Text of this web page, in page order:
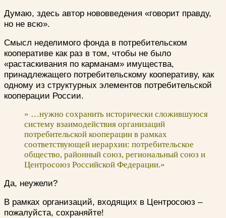
Думаю, здесь автор нововведения «говорит правду,
но не всю».
Смысл неделимого фонда в потребительском
кооперативе как раз в том, чтобы не было
«растаскивания по карманам» имущества,
принадлежащего потребительскому кооперативу, как
одному из структурных элементов потребительской
кооперации России.
» …нужно сохранить исторически сложившуюся
систему взаимодействия организаций
потребительской кооперации в рамках
соответствующей иерархии: потребительское
общество, районный союз, региональный союз и
Центросоюз Российской Федерации.»
Да, неужели?
В рамках организаций, входящих в Центросоюз –
пожалуйста, сохраняйте!